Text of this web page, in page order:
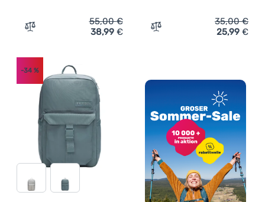
Zum Vergleich 'Fitness-Rucksack Under Armour Hustle
55,00€
38,99 € Zum Vergleich 'Rucksack
35,00€
25,99 €
-34 %